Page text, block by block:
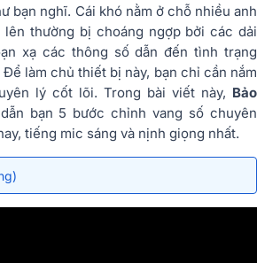
bạn nghĩ. Cái khó nằm ở chỗ nhiều anh
lên thường bị choáng ngợp bởi các dải
xạ các thông số dẫn đến tình trạng
làm chủ thiết bị này, bạn chỉ cần nắm
lý cốt lõi. Trong bài viết này, Bảo
bạn 5 bước chỉnh vang số chuyên
tiếng mic sáng và nịnh giọng nhất.